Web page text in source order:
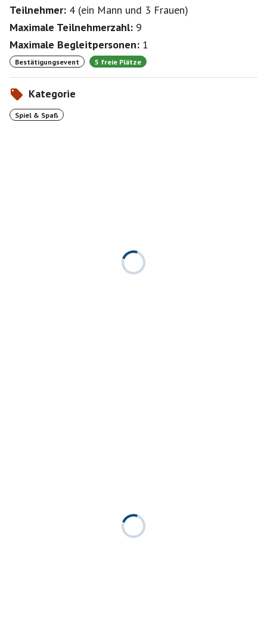
Teilnehmer: 4 (ein Mann und 3 Frauen)
Maximale Teilnehmerzahl: 9
Maximale Begleitpersonen: 1
Bestätigungsevent 5 freie Plätze
Kategorie
Spiel & Spaß